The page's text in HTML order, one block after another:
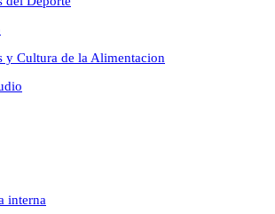
y Cultura de la Alimentacion
interna